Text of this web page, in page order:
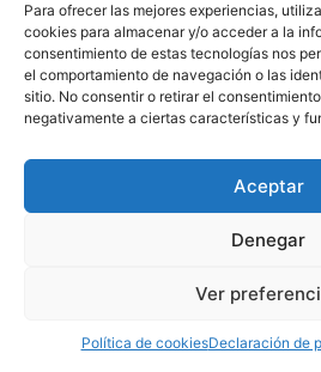
Para ofrecer las mejores experiencias,
cookies para almacenar y/o acceder a la
consentimiento de estas tecnologías nos
el comportamiento de navegación o las
sitio. No consentir o retirar el
negativamente a ciertas características y
Aceptar
Denegar
Ver
Política de cookiesDeclaración de
Política de
Aviso Legal
910 607
derechos